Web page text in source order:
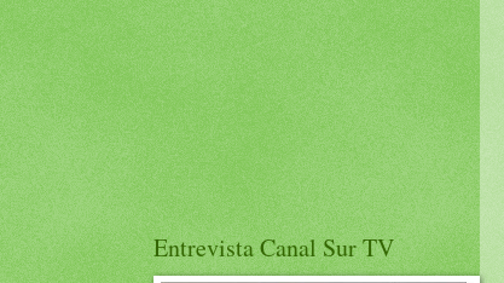
Entrevista Canal Sur TV